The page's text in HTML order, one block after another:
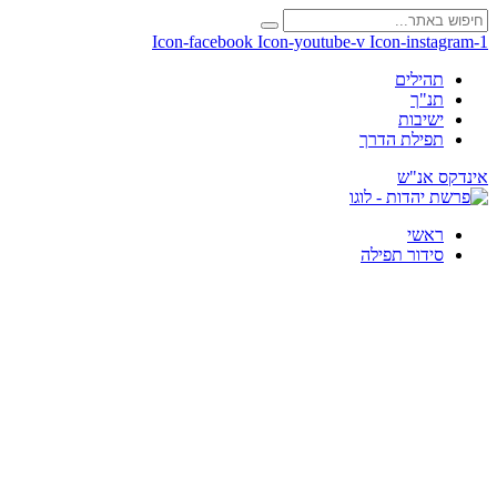
Icon-facebook Icon-youtube-v Icon-instagram-1
תהילים
תנ"ך
ישיבות
תפילת הדרך
אינדקס אנ"ש
ראשי
סידור תפילה